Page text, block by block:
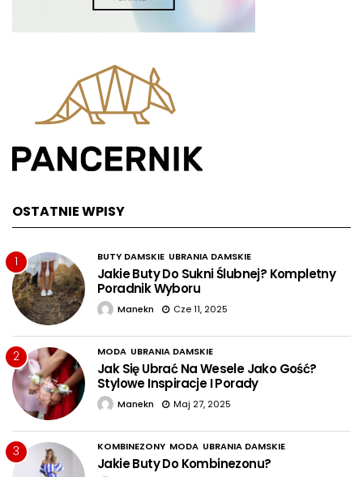
OSTATNIE WPISY
1 BUTY DAMSKIE UBRANIA DAMSKIE
Jakie Buty Do Sukni Ślubnej? Kompletny
Poradnik Wyboru
Manekn Cze 11, 2025
2 MODA UBRANIA DAMSKIE
Jak Się Ubrać Na Wesele Jako Gość?
Stylowe Inspiracje I Porady
Manekn Maj 27, 2025
3 KOMBINEZONY MODA UBRANIA DAMSKIE
Jakie Buty Do Kombinezonu?